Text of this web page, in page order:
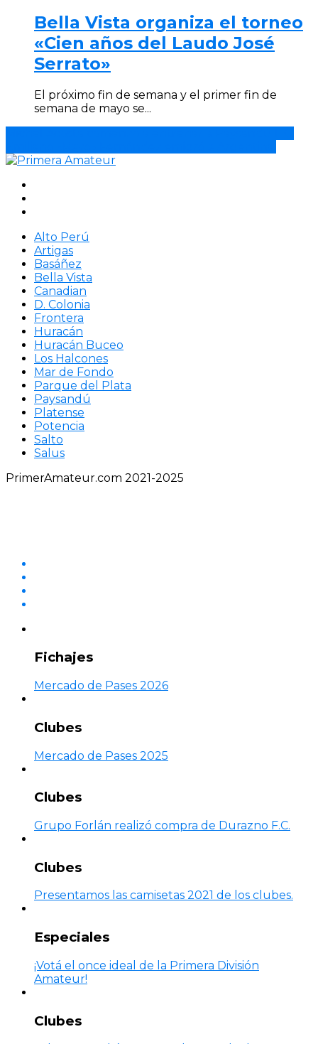
Bella Vista organiza el torneo
«Cien años del Laudo José
Serrato»
El próximo fin de semana y el primer fin de
semana de mayo se...
Alto Perú
Artigas
Basáñez
Bella Vista
Canadian
D. Colonia
Frontera
Huracán
Huracán Buceo
Los Halcones
Mar de Fondo
Parque del Plata
Paysandú
Platense
Potencia
Salto
Salus
PrimerAmateur.com 2021-2025
Fichajes
Mercado de Pases 2026
Clubes
Mercado de Pases 2025
Clubes
Grupo Forlán realizó compra de Durazno F.C.
Clubes
Presentamos las camisetas 2021 de los clubes.
Especiales
¡Votá el once ideal de la Primera División
Amateur!
Clubes